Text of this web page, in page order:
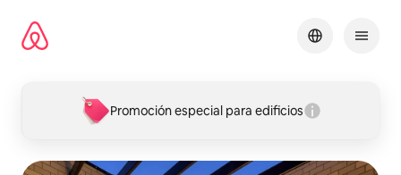
contenido
Promoción especial para edificios